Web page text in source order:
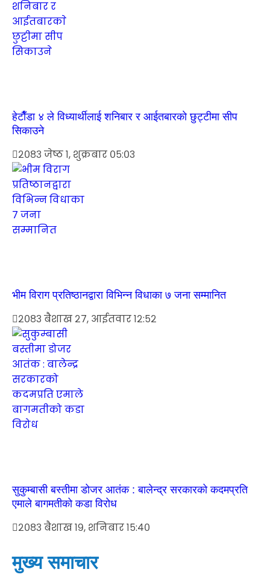
हेटाैँडा ४ ले विध्यार्थीलाई शनिबार र आईतबारकाे छुट्टीमा सीप
सिकाउने
२०८३ जेष्ठ १, शुक्रबार ०५:०३
भीम विराग प्रतिष्ठानद्वारा विभिन्न विधाका ७ जना सम्मानित
२०८३ बैशाख २७, आईतवार १२:५२
सुकुम्बासी बस्तीमा डोजर आतंक : बालेन्द्र सरकारको कदमप्रति
एमाले बागमतीको कडा विरोध
२०८३ बैशाख १९, शनिबार १५:४०
मुख्य समाचार